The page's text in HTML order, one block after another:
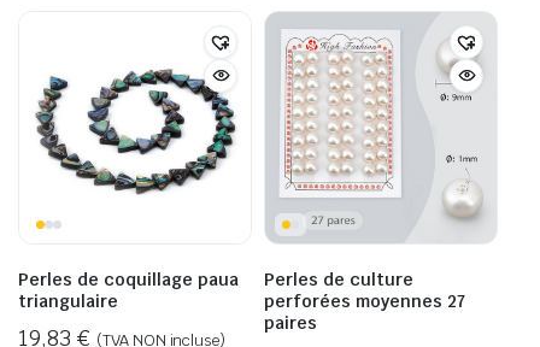
Perles de coquillage paua
triangulaire
19,83 € (TVA NON incluse)
Perles de culture
perforées moyennes 27
paires